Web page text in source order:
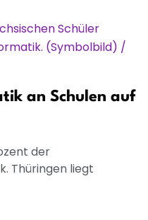
an Schulen auf
der
Thüringen liegt